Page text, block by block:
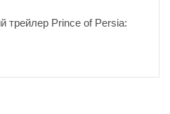
трейлер Prince of Persia: